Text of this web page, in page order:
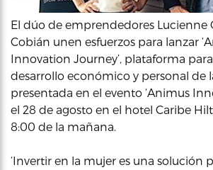
El dúo de emprendedores Lucienne
Cobián unen esfuerzos para lanzar
Innovation Journey’, plataforma
desarrollo económico y personal de
presentada en el evento ‘Animus
el 28 de agosto en el hotel Caribe
8:00 de la mañana.
‘Invertir en la mujer es una solución